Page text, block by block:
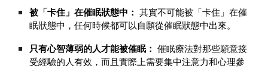
被「卡住」在催眠狀態中：
其實不可能被「卡住」在催
眠狀態中，任何時候都可以自願從催眠狀態中出來。
只有心智薄弱的人才能被催眠：
催眠療法對那些願意接
受經驗的人有效，而且實際上需要集中注意力和心理參